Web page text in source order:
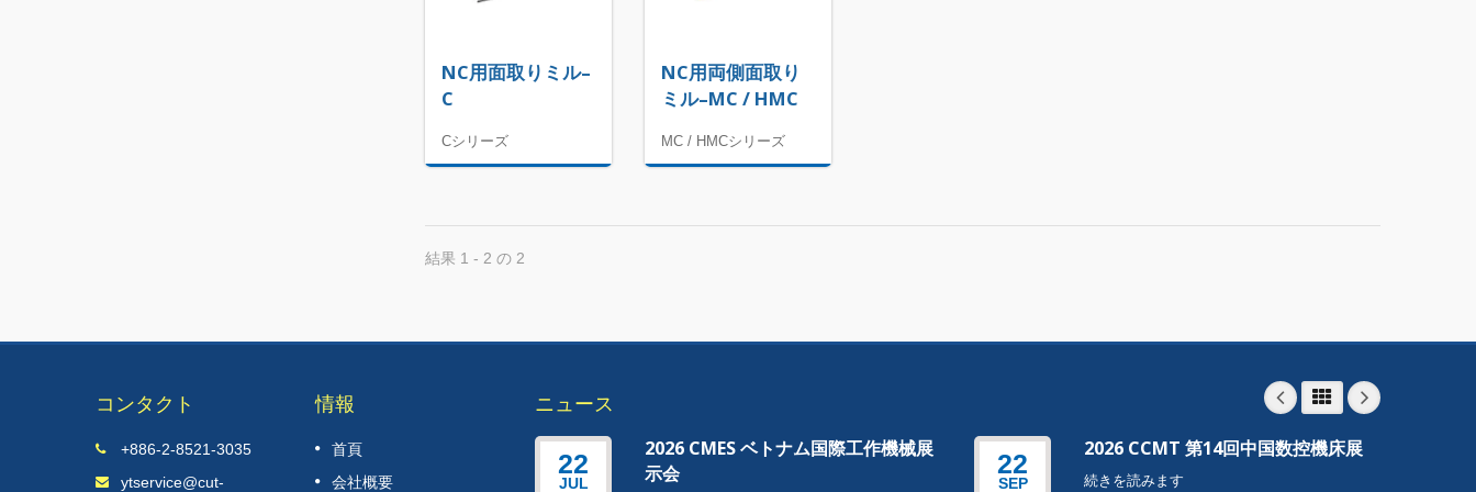
NC用面取りミル–
C
Cシリーズ
NC用両側面取り
ミル–MC / HMC
MC / HMCシリーズ
結果 1 - 2 の 2
コンタクト
+886-2-8521-3035
ytservice@cut-
情報
首頁
会社概要
ニュース
11
JUL
2025 IMTOS（インド機械工具・機器
展示会）
22
JUL
2026 CMES ベトナム国際工作機械展
示会
22
SEP
2026 CCMT 第14回中国数控機床展
続きを読みます